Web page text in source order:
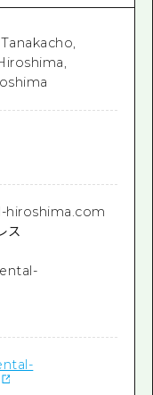
hiroshima.com
ス